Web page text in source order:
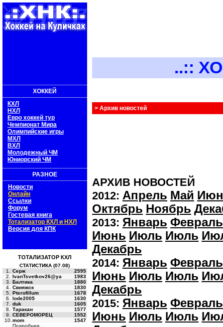
ХОККЕЙ
КХЛ
НХЛ
Евро хоккей тур
Чемпионат Мира
Олимпийские игры
МХЛ
ВХЛ
Молодежный ЧМ
Юниорский ЧМ
РАЗНОЕ
Новости
Онлайн
Ссылки
Форум
Гостевая книга
Тотализатор КХЛ и НХЛ
Версия для КПК
ТОТАЛИЗАТОР КХЛ
СТАТИСТИКА (07.08)
1.
Серж
2595
2.
IvanTsvetkov26@ya
1983
3.
Балтика
1880
4.
Свияжск
1830
5.
Pterofillum
1678
6.
lode2005
1630
7.
duk
1605
8.
Таракан
1577
9.
СЕВЕРОМОРЕЦ
1552
10. mom
1547
Подробнее...
..::
> Архив новостей
АРХИВ НОВОСТЕЙ
2012: Апрель Май
Октябрь Ноябрь
2013: Январь Февраль
Июнь Июль Июль
Декабрь
2014: Январь Февраль
Июнь Июль Июль
Декабрь
2015: Январь Февраль
Июнь Июль Июль